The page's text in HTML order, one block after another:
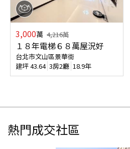
3,000萬 4,216萬
１８年電梯６８萬屋況好
台北市文山區景華街
建坪43.64 3房2廳 18.9年
熱門成交社區